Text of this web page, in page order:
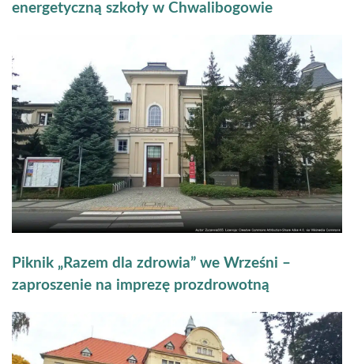
energetyczną szkoły w Chwalibogowie
Piknik „Razem dla zdrowia” we Wrześni –
zaproszenie na imprezę prozdrowotną